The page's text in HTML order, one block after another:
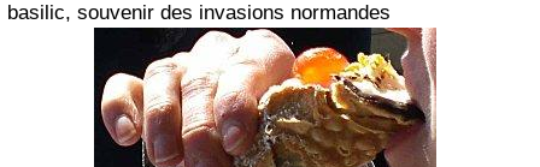
basilic, souvenir des invasions normandes